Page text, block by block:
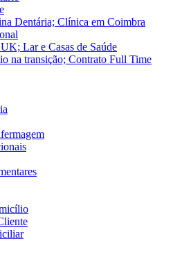
Dentária; Clínica em Coimbra
Lar e Casas de Saúde
na transição; Contrato Full Time